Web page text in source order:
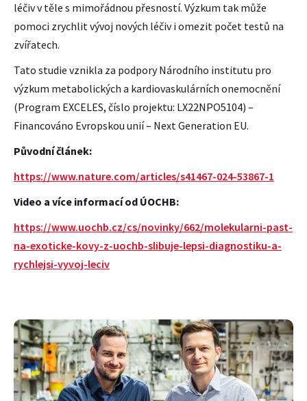
léčiv v těle s mimořádnou přesností. Výzkum tak může
pomoci zrychlit vývoj nových léčiv i omezit počet testů na
zvířatech.
Tato studie vznikla za podpory Národního institutu pro
výzkum metabolických a kardiovaskulárních onemocnění
(Program EXCELES, číslo projektu: LX22NPO5104) –
Financováno Evropskou unií – Next Generation EU.
Původní článek:
https://www.nature.com/articles/s41467-024-53867-1
Video a více informací od ÚOCHB:
https://www.uochb.cz/cs/novinky/662/molekularni-past-
na-exoticke-kovy-z-uochb-slibuje-lepsi-diagnostiku-a-
rychlejsi-vyvoj-leciv